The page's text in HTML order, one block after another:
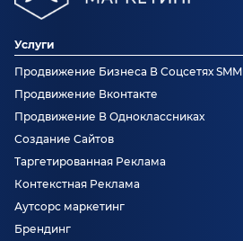
Услуги
Продвижение Бизнеса В Соцсетях SMM
Продвижение Вконтакте
Продвижение В Одноклассниках
Создание Сайтов
Таргетированная Реклама
Контекстная Реклама
Аутсорс маркетинг
Брендинг